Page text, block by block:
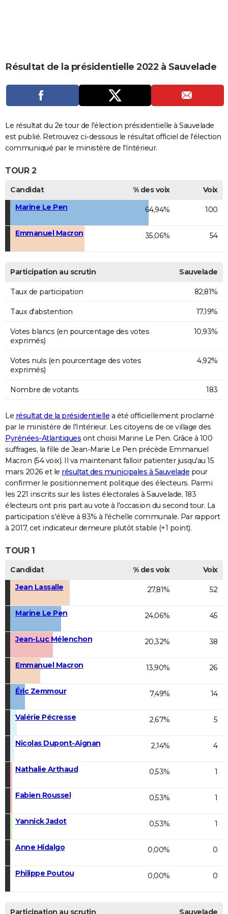
Carte de Noël
Carte Bonne année
Carte Saint-Valentin
Carte Pâques
Carte d'anniversaire
DICTIONNAIRE
COPAINS D'AVANT
Se connecter
Entreprises
Service militaire
Avis de recherche
Résultat de la présidentielle 2022 à Sauvelade
Le résultat du 2e tour de l'élection présidentielle à Sauvelade
est publié. Retrouvez ci-dessous le résultat officiel de l'élection
communiqué par le ministère de l'Intérieur.
TOUR 2
Candidat % des voix
Voix
Marine Le Pen
64,94% 100
Emmanuel Macron 35,06% 54
Participation au scrutin Sauvelade
Taux de participation 82,81%
Taux d'abstention 17,19%
Votes blancs (en pourcentage des votes
exprimés)
10,93%
Votes nuls (en pourcentage des votes
exprimés)
4,92%
Nombre de votants 183
Le résultat de la présidentielle a été officiellement proclamé
par le ministère de l'Intérieur. Les citoyens de ce village des
Pyrénées-Atlantiques ont choisi Marine Le Pen. Grâce à 100
suffrages, la fille de Jean-Marie Le Pen précède Emmanuel
Macron (54 voix). Il va maintenant falloir patienter jusqu'au 15
mars 2026 et le résultat des municipales à Sauvelade pour
confirmer le positionnement politique des électeurs. Parmi
les 221 inscrits sur les listes électorales à Sauvelade, 183
électeurs ont pris part au vote à l'occasion du second tour. La
participation s'élève à 83% à l'échelle communale. Par rapport
à 2017, cet indicateur demeure plutôt stable (+1 point).
TOUR 1
Candidat % des voix
Voix
Jean Lassalle
27,81% 52
Marine Le Pen 24,06% 45
Jean-Luc Mélenchon 20,32% 38
Emmanuel Macron 13,90% 26
Éric Zemmour 7,49% 14
Valérie Pécresse 2,67% 5
Nicolas Dupont-Aignan 2,14% 4
Nathalie Arthaud 0,53% 1
Fabien Roussel 0,53% 1
Yannick Jadot 0,53% 1
Anne Hidalgo 0,00% 0
Philippe Poutou 0,00% 0
Participation au scrutin Sauvelade